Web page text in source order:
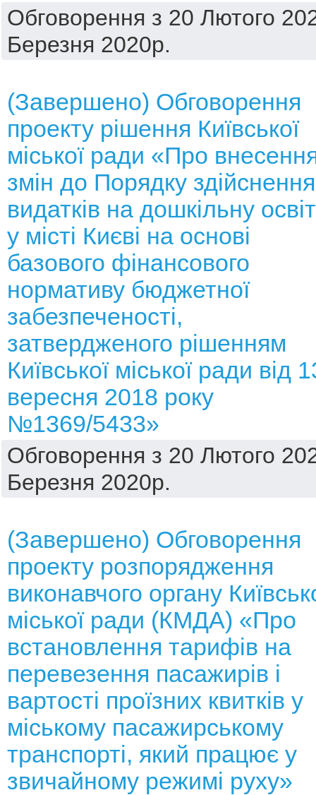
Обговорення з 20 Лютого
Березня 2020р.
(Завершено) Обговорення
проекту рішення Київської
міської ради «Про
змін до Порядку здійснення
видатків на дошкільну
у місті Києві на основі
базового фінансового
нормативу бюджетної
забезпеченості,
затвердженого рішенням
Київської міської ради від
вересня 2018 року
№1369/5433»
Обговорення з 20 Лютого
Березня 2020р.
(Завершено) Обговорення
проекту розпорядження
виконавчого органу
міської ради (КМДА) «Про
встановлення тарифів на
перевезення пасажирів і
вартості проїзних квитків у
міському пасажирському
транспорті, який працює у
звичайному режимі руху»